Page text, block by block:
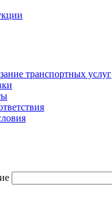
транспортных услуг